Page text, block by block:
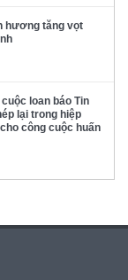
hương tăng vọt
loan báo Tin
lại trong hiệp
công cuộc huấn